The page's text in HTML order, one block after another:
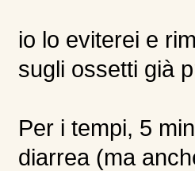
io lo eviterei e
sugli ossetti già
Per i tempi, 5
diarrea (ma